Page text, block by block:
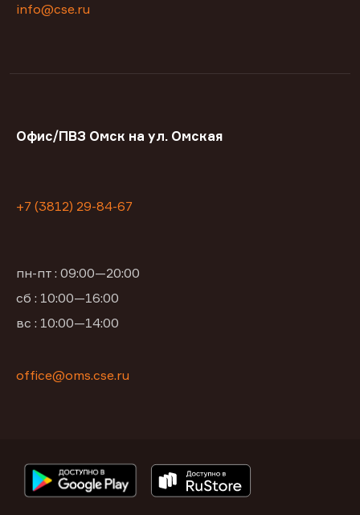
info@cse.ru
Офис/ПВЗ Омск на ул. Омская
+7 (3812) 29-84-67
пн-пт : 09:00—20:00
сб : 10:00—16:00
вс : 10:00—14:00
office@oms.cse.ru